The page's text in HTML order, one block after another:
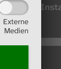
Externe
Medien
Einfache